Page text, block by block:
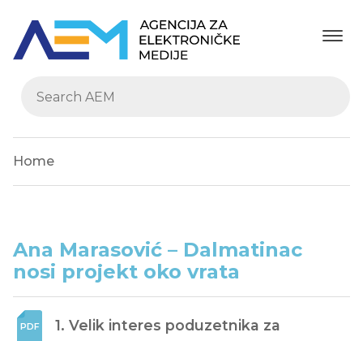
Home
Ana Marasović – Dalmatinac
nosi projekt oko vrata
1. Velik interes poduzetnika za